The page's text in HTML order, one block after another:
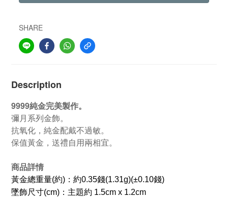
SHARE
Description
9999純金完美製作。
彌月系列金飾。
抗氧化，純金配戴不過敏。
保值黃金，送禮自用兩相宜。
商品詳情
黃金總重量(約)：約0.35錢(1.31g)(±0.10錢)
墜飾尺寸(cm)：主題約 1.5cm x 1.2cm